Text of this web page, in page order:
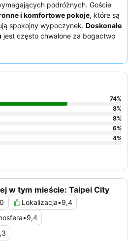
podróżnych. Goście
i komfortowe pokoje, które są
spokojny wypoczynek. Doskonałe
jest często chwalone za bogactwo
i dzielnic handlowych sprawia,
personel zapewnia
do wymeldowania.
wielu gości poleca rezerwację
obsługę.
urok, niektórzy goście
miękkie łóżko, ponieważ
w tym mieście: Taipei City
Lokalizacja•9,4
•9,4
74%
8%
8%
6%
4%